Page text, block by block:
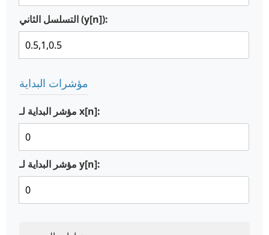
التسلسل الثاني (y[n]):
مؤشرات البداية
مؤشر البداية لـ x[n]:
مؤشر البداية لـ y[n]: